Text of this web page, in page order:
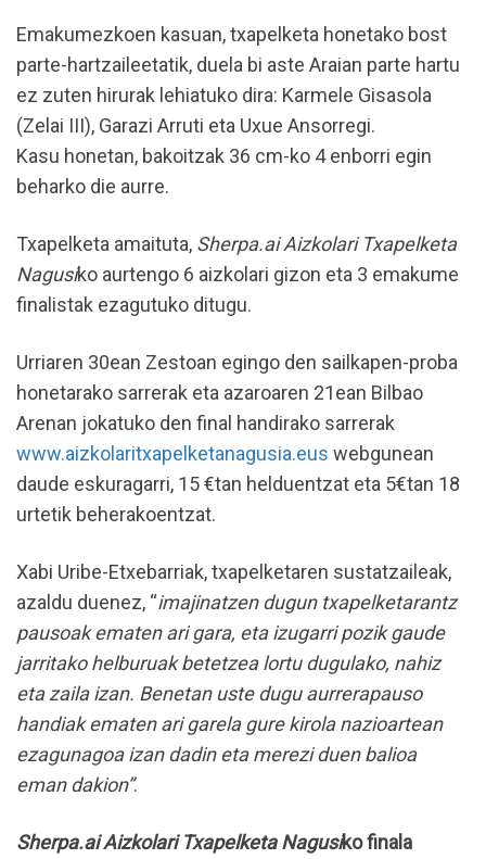
Emakumezkoen kasuan, txapelketa honetako bost
parte-hartzaileetatik, duela bi aste Araian parte hartu
ez zuten hirurak lehiatuko dira: Karmele Gisasola
(Zelai III), Garazi Arruti eta Uxue Ansorregi.
Kasu honetan, bakoitzak 36 cm-ko 4 enborri egin
beharko die aurre.
Txapelketa amaituta, Sherpa.ai Aizkolari Txapelketa
Nagusiko aurtengo 6 aizkolari gizon eta 3 emakume
finalistak ezagutuko ditugu.
Urriaren 30ean Zestoan egingo den sailkapen-proba
honetarako sarrerak eta azaroaren 21ean Bilbao
Arenan jokatuko den final handirako sarrerak
www.aizkolaritxapelketanagusia.eus webgunean
daude eskuragarri, 15 €tan helduentzat eta 5€tan 18
urtetik beherakoentzat.
Xabi Uribe-Etxebarriak, txapelketaren sustatzaileak,
azaldu duenez, “imajinatzen dugun txapelketarantz
pausoak ematen ari gara, eta izugarri pozik gaude
jarritako helburuak betetzea lortu dugulako, nahiz
eta zaila izan. Benetan uste dugu aurrerapauso
handiak ematen ari garela gure kirola nazioartean
ezagunagoa izan dadin eta merezi duen balioa
eman dakion”.
Sherpa.ai Aizkolari Txapelketa Nagusiko finala